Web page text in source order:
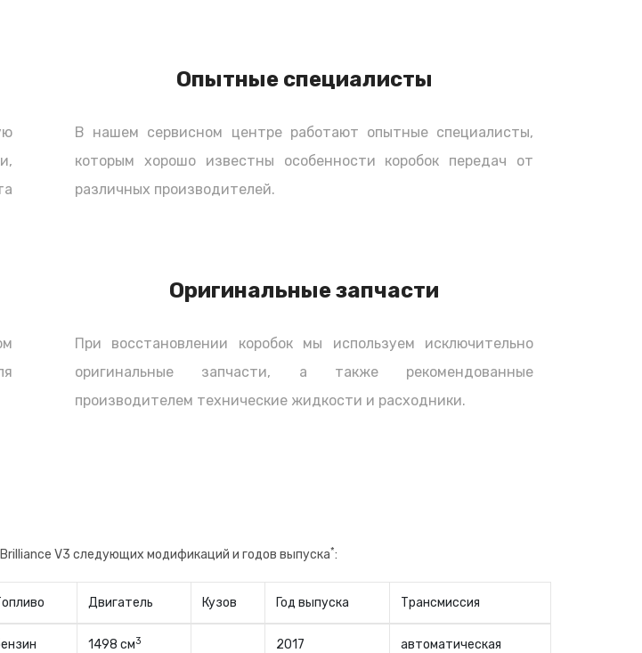
Опытные специалисты
В нашем сервисном центре работают опытные специалисты,
которым хорошо известны особенности коробок передач от
различных производителей.
Оригинальные запчасти
При восстановлении коробок мы используем исключительно
оригинальные запчасти, а также рекомендованные
производителем технические жидкости и расходники.
V3 следующих модификаций и годов выпуска*:
Двигатель Кузов Год выпуска Трансмиссия
1498 см3 2017 автоматическая